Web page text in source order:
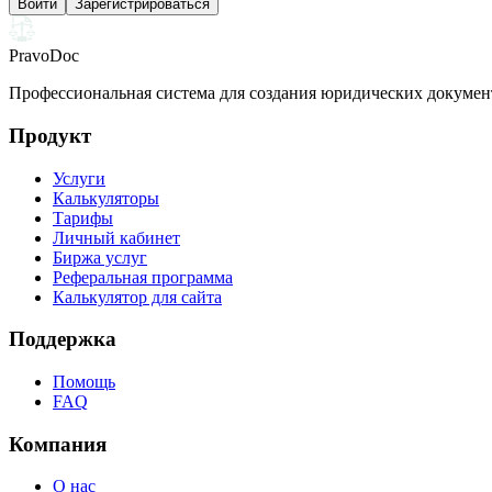
Войти Зарегистрироваться
PravoDoc
Профессиональная система для создания юридических
Продукт
Услуги
Калькуляторы
Тарифы
Личный кабинет
Биржа услуг
Реферальная программа
Калькулятор для сайта
Поддержка
Помощь
FAQ
Компания
О нас